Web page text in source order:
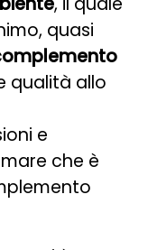
quasi
qualità allo
e
che è